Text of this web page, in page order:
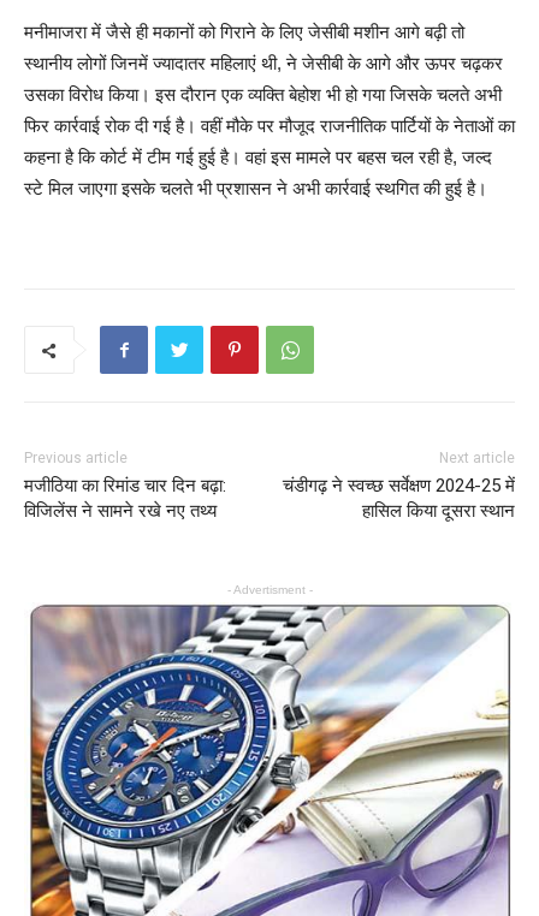
मनीमाजरा में जैसे ही मकानों को गिराने के लिए जेसीबी मशीन आगे बढ़ी तो
स्थानीय लोगों जिनमें ज्यादातर महिलाएं थी, ने जेसीबी के आगे और ऊपर चढ़कर
उसका विरोध किया। इस दौरान एक व्यक्ति बेहोश भी हो गया जिसके चलते अभी
फिर कार्रवाई रोक दी गई है। वहीं मौके पर मौजूद राजनीतिक पार्टियों के नेताओं का
कहना है कि कोर्ट में टीम गई हुई है। वहां इस मामले पर बहस चल रही है, जल्द
स्टे मिल जाएगा इसके चलते भी प्रशासन ने अभी कार्रवाई स्थगित की हुई है।
Previous article
मजीठिया का रिमांड चार दिन बढ़ा:
विजिलेंस ने सामने रखे नए तथ्य
Next article
चंडीगढ़ ने स्वच्छ सर्वेक्षण 2024-25 में
हासिल किया दूसरा स्थान
- Advertisment -